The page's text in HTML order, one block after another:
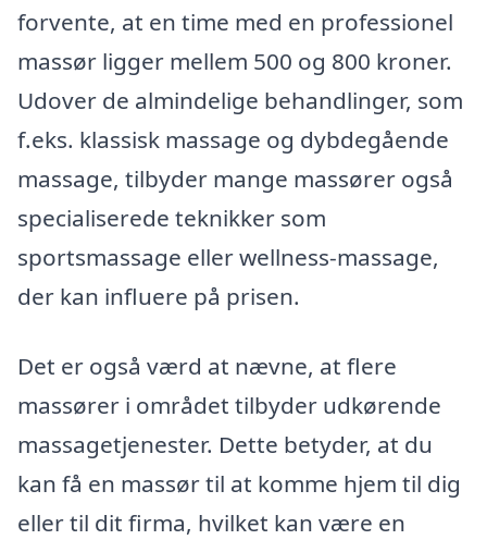
forvente, at en time med en professionel
massør ligger mellem 500 og 800 kroner.
Udover de almindelige behandlinger, som
f.eks. klassisk massage og dybdegående
massage, tilbyder mange massører også
specialiserede teknikker som
sportsmassage eller wellness-massage,
der kan influere på prisen.
Det er også værd at nævne, at flere
massører i området tilbyder udkørende
massagetjenester. Dette betyder, at du
kan få en massør til at komme hjem til dig
eller til dit firma, hvilket kan være en